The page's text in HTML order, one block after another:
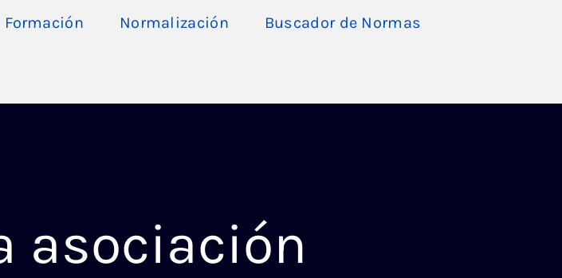
Formación Normalización Buscador de Normas
asociación